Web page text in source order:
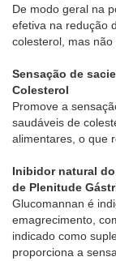
De modo geral na
efetiva na redução
colesterol, mas
Sensação de
Colesterol
Promove a
saudáveis de
alimentares, o que
Inibidor natural
de Plenitude
Glucomannan é
emagrecimento,
indicado como
proporciona a